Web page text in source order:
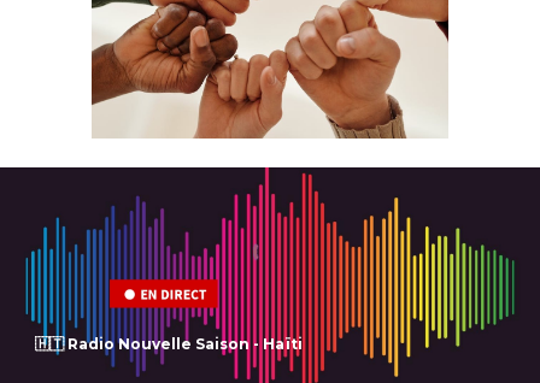
🇭🇹 Radio Nouvelle Saison - Haïti